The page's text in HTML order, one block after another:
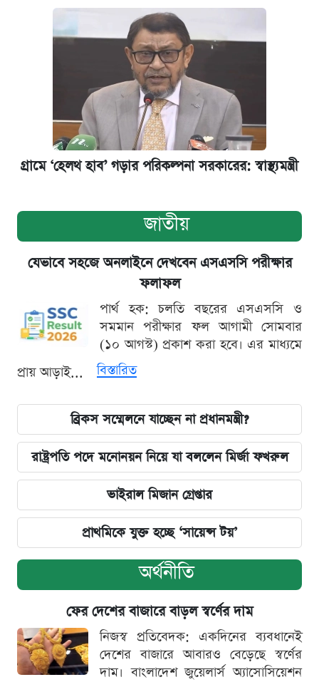
গ্রামে ‘হেলথ হাব’ গড়ার পরিকল্পনা সরকারের: স্বাস্থ্যমন্ত্রী
জাতীয়
যেভাবে সহজে অনলাইনে দেখবেন এসএসসি পরীক্ষার
ফলাফল
পার্থ হক: চলতি বছরের এসএসসি ও
সমমান পরীক্ষার ফল আগামী সোমবার
(১০ আগস্ট) প্রকাশ করা হবে। এর মাধ্যমে
প্রায় আড়াই...
বিস্তারিত
ব্রিকস সম্মেলনে যাচ্ছেন না প্রধানমন্ত্রী?
রাষ্ট্রপতি পদে মনোনয়ন নিয়ে যা বললেন মির্জা ফখরুল
ভাইরাল মিজান গ্রেপ্তার
প্রাথমিকে যুক্ত হচ্ছে ‘সায়েন্স টয়’
অর্থনীতি
ফের দেশের বাজারে বাড়ল স্বর্ণের দাম
নিজস্ব প্রতিবেদক: একদিনের ব্যবধানেই
দেশের বাজারে আবারও বেড়েছে স্বর্ণের
দাম। বাংলাদেশ জুয়েলার্স অ্যাসোসিয়েশন